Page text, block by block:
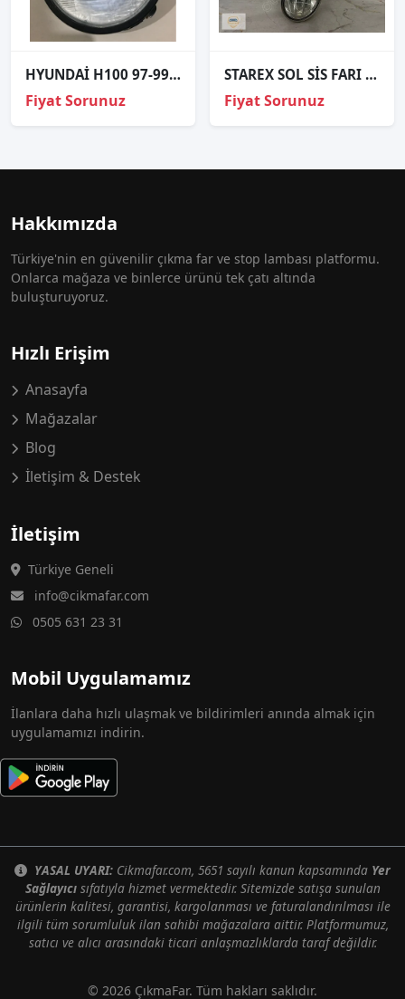
HYUNDAİ H100 97-99 FAR KAMYONET,
Fiyat Sorunuz
STAREX SOL SİS FARI ORJİNAL
Fiyat Sorunuz
Hakkımızda
Türkiye'nin en güvenilir çıkma far ve stop lambası platformu.
Onlarca mağaza ve binlerce ürünü tek çatı altında
buluşturuyoruz.
Hızlı Erişim
Anasayfa
Mağazalar
Blog
İletişim & Destek
İletişim
Türkiye Geneli
info@cikmafar.com
0505 631 23 31
Mobil Uygulamamız
İlanlara daha hızlı ulaşmak ve bildirimleri anında almak için
uygulamamızı indirin.
YASAL UYARI: Cikmafar.com, 5651 sayılı kanun kapsamında Yer
Sağlayıcısıfatıyla hizmet vermektedir. Sitemizde satışa sunulan
ürünlerin kalitesi, garantisi, kargolanması ve faturalandırılması ile
ilgili tüm sorumluluk ilan sahibi mağazalara aittir. Platformumuz,
satıcı ve alıcı arasındaki ticari anlaşmazlıklarda taraf değildir.
© 2026 ÇıkmaFar. Tüm hakları saklıdır.